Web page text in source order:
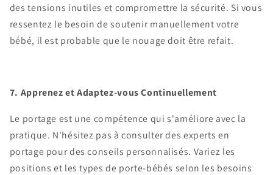
des tensions inutiles et compromettre la sécurité. Si vous
ressentez le besoin de soutenir manuellement votre
bébé, il est probable que le nouage doit être refait.
7. Apprenez et Adaptez-vous Continuellement
Le portage est une compétence qui s'améliore avec la
pratique. N'hésitez pas à consulter des experts en
portage pour des conseils personnalisés. Variez les
positions et les types de porte-bébés selon les besoins